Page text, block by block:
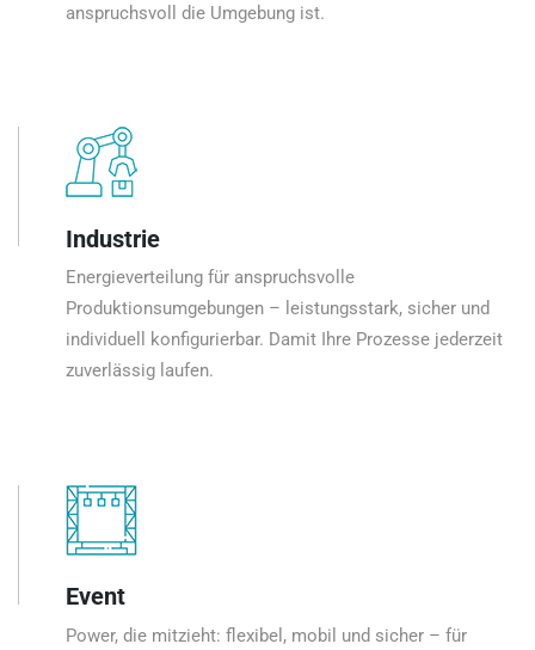
anspruchsvoll die Umgebung ist.
Industrie
Energieverteilung für anspruchsvolle
Produktionsumgebungen – leistungsstark, sicher und
individuell konfigurierbar. Damit Ihre Prozesse jederzeit
zuverlässig laufen.
Event
Power, die mitzieht: flexibel, mobil und sicher – für